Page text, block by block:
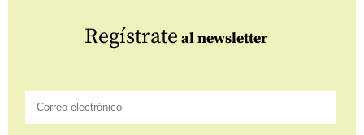
Regístrate al newsletter